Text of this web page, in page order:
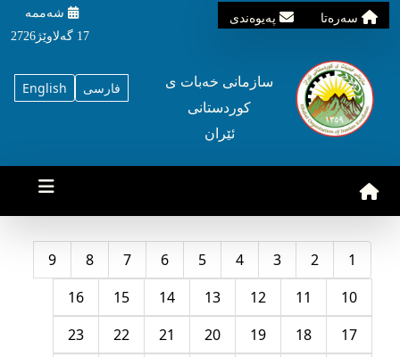
سه‌ره‌تا په‌یوه‌ندی
شه‌ممه‌
17 گه‌لاوێژ2726
English فارسی
سازمانی خه‌بات ی
کوردستانی
ئێران
1
2
3
4
5
6
7
8
9
10
11
12
13
14
15
16
17
18
19
20
21
22
23